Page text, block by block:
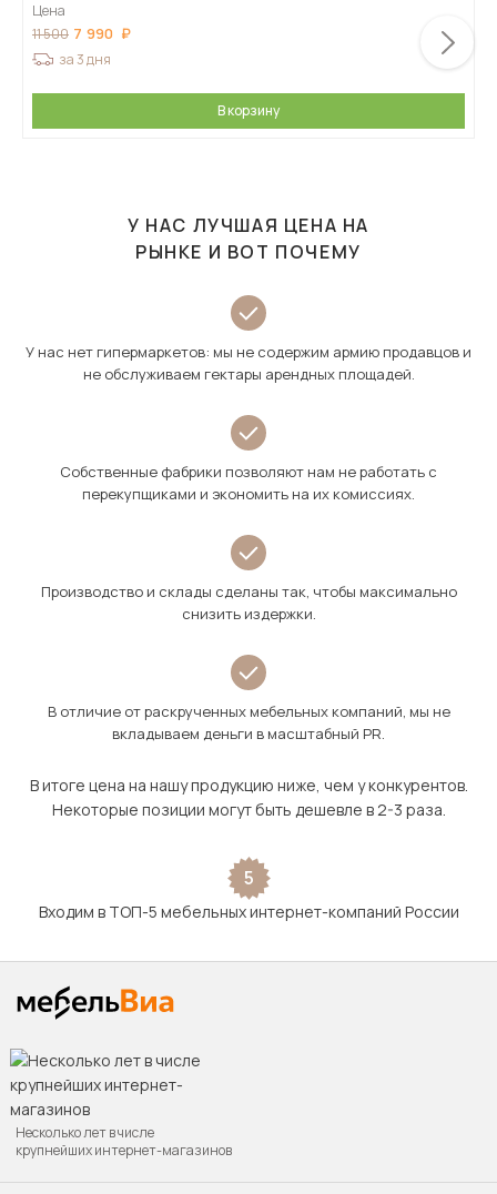
Цена
11 500 7 990
за 3 дня
В корзину
У НАС ЛУЧШАЯ ЦЕНА НА
РЫНКЕ И ВОТ ПОЧЕМУ
У нас нет гипермаркетов: мы не содержим армию продавцов и
не обслуживаем гектары арендных площадей.
Собственные фабрики позволяют нам не работать с
перекупщиками и экономить на их комиссиях.
Производство и склады сделаны так, чтобы максимально
снизить издержки.
В отличие от раскрученных мебельных компаний, мы не
вкладываем деньги в масштабный PR.
В итоге цена на нашу продукцию ниже, чем у конкурентов.
Некоторые позиции могут быть дешевле в 2-3 раза.
5
Входим в ТОП-5 мебельных интернет-компаний России
Несколько лет в числе
крупнейших интернет-магазинов